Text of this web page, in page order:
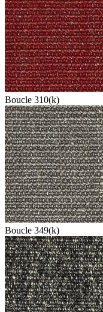
Boucle 310(k)
Boucle 349(k)